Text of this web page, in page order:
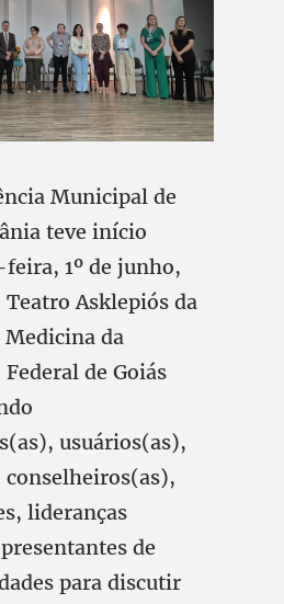
Municipal de
teve início
1º de junho,
Asklepiós da
Medicina da
de Goiás
usuários(as),
conselheiros(as),
lideranças
de
para discutir